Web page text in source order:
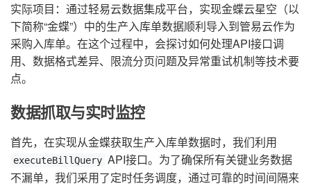
实际项目：通过轻易云数据集成平台，实现金蝶云星空（以
下简称“金蝶”）中的生产入库单数据顺利导入到管易云作为
采购入库单。在这个过程中，会探讨如何处理API接口调
用、数据格式差异、限流分页问题及异常重试机制等技术要
点。
数据抓取与实时监控
首先，在实现从金蝶获取生产入库单数据时，我们利用
executeBillQuery API接口。为了确保所有关键业务数据
不漏单，我们采用了定时任务调度，通过可靠的时间间隔来